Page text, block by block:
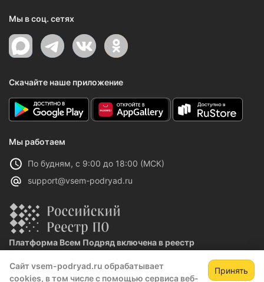
Сайт vsem-podryad.ru обрабатывает
cookies, в том числе с помощью сервиса веб-
Принять
Мы в соц. сетях
Скачайте наше приложение
Мы работаем
По будням, с 9:00 до 18:00 (МСК)
support@vsem-podryad.ru
Платформа Всем Подряд включена в реестр
Реестровая запись №32021 от 06.02.2026